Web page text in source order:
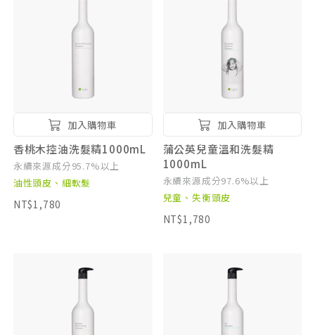
加入購物車
香桃木控油洗髮精1000mL
永續來源成分95.7%以上
油性頭皮、細軟髮
NT$1,780
加入購物車
蒲公英兒童溫和洗髮精
1000mL
永續來源成分97.6%以上
兒童、失衡頭皮
NT$1,780